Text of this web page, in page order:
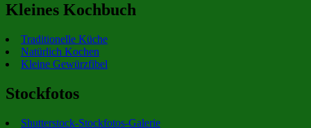
Kleines Kochbuch
Traditionelle Küche
Natürlich Kochen
Kleine Gewürzfibel
Stockfotos
Shutterstock-Stockfotos-Galerie